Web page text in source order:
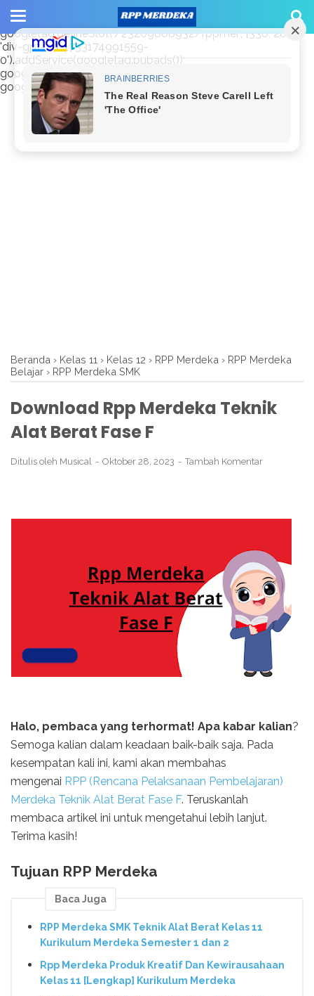
window.googletag = window.googletag || {cmd: []};
googletag.cmd.push(function() {
googletag.defineSlot('/23209888932/rppmer', [336, 280],
'div-gpt-ad-1733174991559-
0').addService(googletag.pubads());
googletag.pubads().enableSingleRequest();
googletag.enableServices(); });
Beranda › Kelas 11 › Kelas 12 › RPP Merdeka › RPP Merdeka
Belajar › RPP Merdeka SMK
Download Rpp Merdeka Teknik
Alat Berat Fase F
Ditulis oleh Musical Oktober 28, 2023 Tambah Komentar
Halo, pembaca yang terhormat! Apa kabar kalian?
Semoga kalian dalam keadaan baik-baik saja. Pada
kesempatan kali ini, kami akan membahas
mengenai RPP (Rencana Pelaksanaan Pembelajaran)
Merdeka Teknik Alat Berat Fase F. Teruskanlah
membaca artikel ini untuk mengetahui lebih lanjut.
Terima kasih!
Tujuan RPP Merdeka
Baca Juga
RPP Merdeka SMK Teknik Alat Berat Kelas 11
Kurikulum Merdeka Semester 1 dan 2
Rpp Merdeka Produk Kreatif Dan Kewirausahaan
Kelas 11 [Lengkap] Kurikulum Merdeka